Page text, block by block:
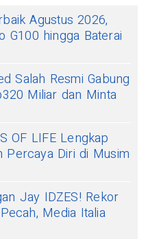
Agustus 2026,
G100 hingga Baterai
Salah Resmi Gabung
Miliar dan Minta
OF LIFE Lengkap
Percaya Diri di Musim
Jay IDZES! Rekor
Media Italia